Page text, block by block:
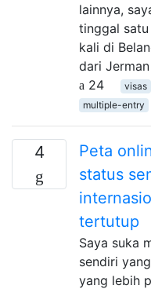
lainnya,
tinggal
kali di
dari
24
visas
multiple-entry
4
Peta
status
tertutup
Saya suka
sendiri
yang lebih